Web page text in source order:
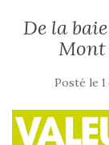
De la
Mont
Posté le